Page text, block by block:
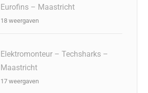
Eurofins – Maastricht
18 weergaven
Elektromonteur – Techsharks –
Maastricht
17 weergaven